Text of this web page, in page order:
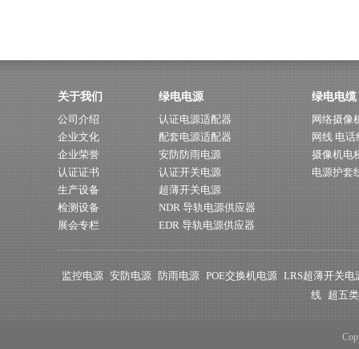
关于我们
公司介绍
企业文化
企业荣誉
认证证书
生产设备
检测设备
展会专栏
绿电电源
认证电源适配器
配套电源适配器
安防防雨电源
认证开关电源
超薄开关电源
NDR 导轨电源供应器
EDR 导轨电源供应器
绿电电缆
网络摄像
网线 电话
摄像机电
电源护套
监控电源 安防电源 防雨电源 POE交换机电源 LRS超薄开关电
线 超五